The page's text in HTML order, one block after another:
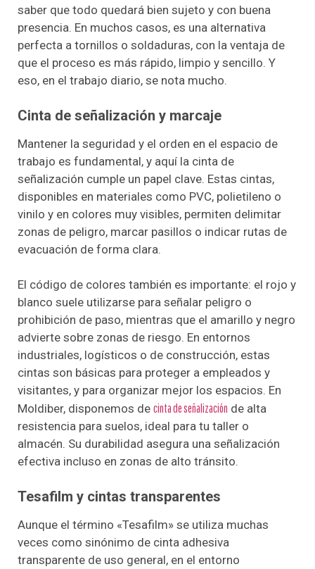
saber que todo quedará bien sujeto y con buena
presencia. En muchos casos, es una alternativa
perfecta a tornillos o soldaduras, con la ventaja de
que el proceso es más rápido, limpio y sencillo. Y
eso, en el trabajo diario, se nota mucho.
Cinta de señalización y marcaje
Mantener la seguridad y el orden en el espacio de
trabajo es fundamental, y aquí la cinta de
señalización cumple un papel clave. Estas cintas,
disponibles en materiales como PVC, polietileno o
vinilo y en colores muy visibles, permiten delimitar
zonas de peligro, marcar pasillos o indicar rutas de
evacuación de forma clara.
El código de colores también es importante: el rojo y
blanco suele utilizarse para señalar peligro o
prohibición de paso, mientras que el amarillo y negro
advierte sobre zonas de riesgo. En entornos
industriales, logísticos o de construcción, estas
cintas son básicas para proteger a empleados y
visitantes, y para organizar mejor los espacios. En
Moldiber, disponemos de cinta de señalización de alta
resistencia para suelos, ideal para tu taller o
almacén. Su durabilidad asegura una señalización
efectiva incluso en zonas de alto tránsito.
Tesafilm y cintas transparentes
Aunque el término «Tesafilm» se utiliza muchas
veces como sinónimo de cinta adhesiva
transparente de uso general, en el entorno